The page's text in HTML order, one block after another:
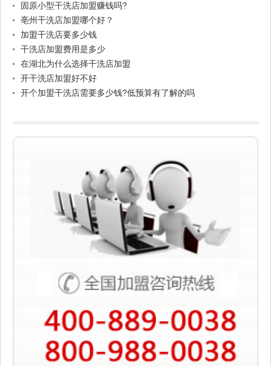
固原小型干洗店加盟赚钱吗?
亳州干洗店加盟哪个好？
加盟干洗店要多少钱
干洗店加盟费用是多少
在湖北为什么选择干洗店加盟
开干洗店加盟好不好
开个加盟干洗店需要多少钱?低预算有了解的吗